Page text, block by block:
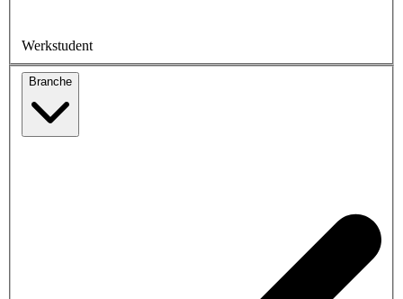
Werkstudent
Branche